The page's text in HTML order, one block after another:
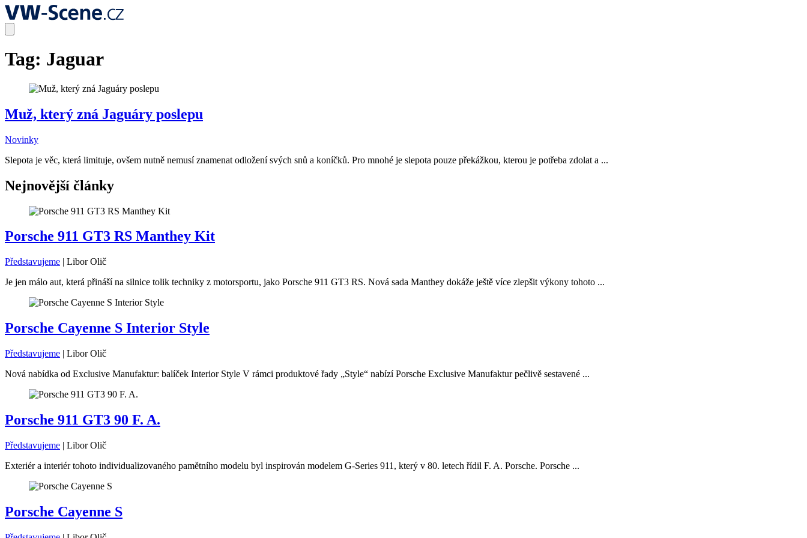
Tag: Jaguar
Muž, který zná Jaguáry poslepu
Novinky
Slepota je věc, která limituje, ovšem nutně nemusí znamenat odložení svých snů a koníčků. Pro mnohé je slepota pouze překážkou, kterou je potřeba zdolat a ...
Nejnovější články
Porsche 911 GT3 RS Manthey Kit
Představujeme | Libor Olič
Je jen málo aut, která přináší na silnice tolik techniky z motorsportu, jako Porsche 911 GT3 RS. Nová sada Manthey dokáže ještě více zlepšit výkony tohoto ...
Porsche Cayenne S Interior Style
Představujeme | Libor Olič
Nová nabídka od Exclusive Manufaktur: balíček Interior Style V rámci produktové řady „Style“ nabízí Porsche Exclusive Manufaktur pečlivě sestavené ...
Porsche 911 GT3 90 F. A.
Představujeme | Libor Olič
Exteriér a interiér tohoto individualizovaného pamětního modelu byl inspirován modelem G-Series 911, který v 80. letech řídil F. A. Porsche. Porsche ...
Porsche Cayenne S